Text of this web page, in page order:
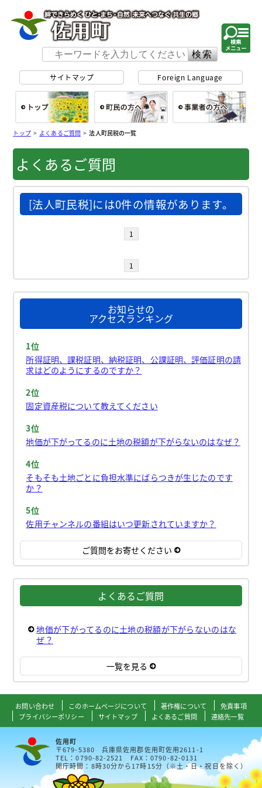
サイトマップ Foreign Language
総合トップ
トップ> よくあるご質問>法人町民税の一覧
よくあるご質問
[法人町民税]には0件の情報があります。
1
1
お知らせの
アクセスランキング
1位
所得証明、課税証明、納税証明、公課証明、評価証明の請
求はどのようにするのですか？
2位
固定資産税について教えてください
3位
地価が下がってるのに土地の税額が下がらないのはなぜ？
4位
そもそも土地ごとに負担水準にばらつきが生じたのです
か？
5位
佐用チャンネルの番組はいつ更新されていますか？
ご質問をお寄せください
よくあるご質問
地価が下がってるのに土地の税額が下がらないのはな
ぜ？
一覧を見る
お問い合わせ このホームページについて 著作権について
免責事項
プライバシーポリシー
サイトマップ よくあるご質問 連絡先一覧
佐用町
〒679-5380 兵庫県佐用郡佐用町佐用2611-1
TEL：0790-82-2521 FAX：0790-82-0131
開庁時間：8時30分から17時15分（※土・日・祝日を除く）